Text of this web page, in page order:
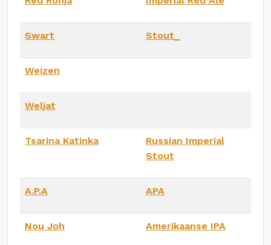
Swart Stout_
Weizen
Weljat
Tsarina Katinka
Russian Imperial
Stout
A.P.A APA
Nou Joh Amerikaanse IPA